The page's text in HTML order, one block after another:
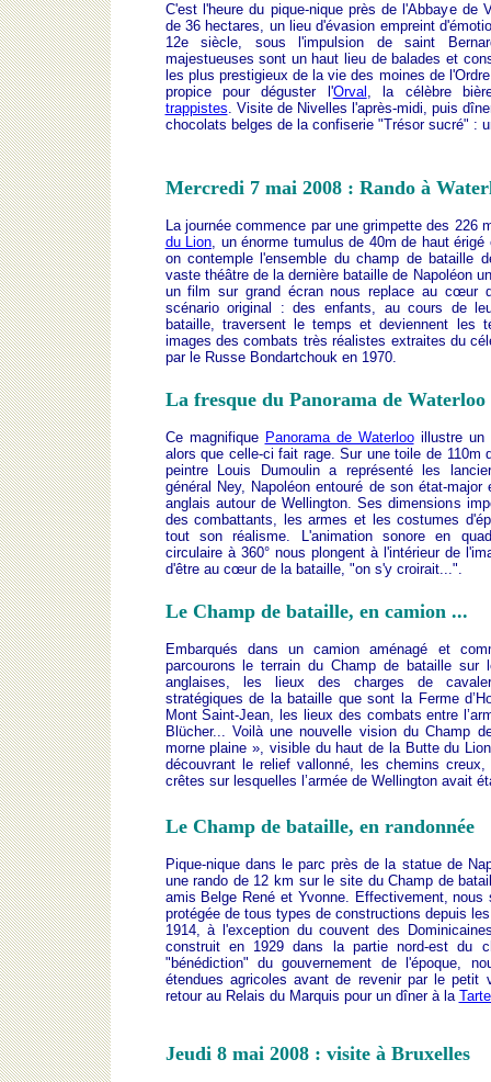
C'est l'heure du pique-nique près de l'Abbaye de
de 36 hectares, un lieu d'évasion empreint
12e siècle, sous l'impulsion de saint
majestueuses sont un haut lieu de balades et
les plus prestigieux de la vie des moines de
propice pour déguster l'Orval , la célèbre
trappistes. Visite de Nivelles l'après-midi, puis
chocolats belges de la confiserie "Trésor sucré" :
Mercredi 7 mai 2008 : Rando à
La journée commence par une grimpette des 226
du Lion, un énorme tumulus de 40m de haut
on contemple l'ensemble du champ de bataille
vaste théâtre de la dernière bataille de Napoléon
un film sur grand écran nous replace au cœur
scénario original : des enfants, au cours de
bataille, traversent le temps et deviennent les
images des combats très réalistes extraites du
par le Russe Bondartchouk en 1970.
La fresque du Panorama de Waterloo
Ce magnifique Panorama de Waterlooillustre un
alors que celle-ci fait rage. Sur une toile de 110m
peintre Louis Dumoulin a représenté les
général Ney, Napoléon entouré de son état-
anglais autour de Wellington. Ses dimensions
des combattants, les armes et les costumes
tout son réalisme. L'animation sonore en
circulaire à 360° nous plongent à l'intérieur de
d'être au cœur de la bataille, "on s'y croirait...".
Le Champ de bataille, en camion ...
Embarqués dans un camion aménagé et
parcourons le terrain du Champ de bataille sur
anglaises, les lieux des charges de
stratégiques de la bataille que sont la Ferme
Mont Saint-Jean, les lieux des combats entre
Blücher... Voilà une nouvelle vision du Champ
morne plaine », visible du haut de la Butte du
découvrant le relief vallonné, les chemins
crêtes sur lesquelles l’armée de Wellington avait
Le Champ de bataille, en randonnée
Pique-nique dans le parc près de la statue de
une rando de 12 km sur le site du Champ de
amis Belge René et Yvonne. Effectivement,
protégée de tous types de constructions depuis
1914, à l'exception du couvent des
construit en 1929 dans la partie nord-est du
"bénédiction" du gouvernement de l'époque,
étendues agricoles avant de revenir par le petit
retour au Relais du Marquis pour un dîner à la
Jeudi 8 mai 2008 : visite à Bruxelles